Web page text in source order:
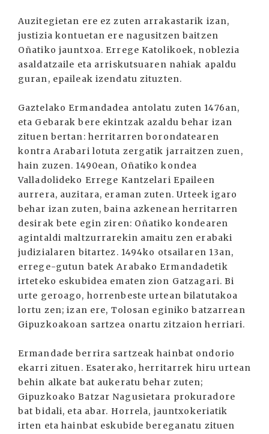
Auzitegietan ere ez zuten arrakastarik izan,
justizia kontuetan ere nagusitzen baitzen
Oñatiko jauntxoa. Errege Katolikoek, noblezia
asaldatzaile eta arriskutsuaren nahiak apaldu
guran, epaileak izendatu zituzten.
Gaztelako Ermandadea antolatu zuten 1476an,
eta Gebarak bere ekintzak azaldu behar izan
zituen bertan: herritarren borondatearen
kontra Arabari lotuta zergatik jarraitzen zuen,
hain zuzen. 1490ean, Oñatiko kondea
Valladolideko Errege Kantzelari Epaileen
aurrera, auzitara, eraman zuten. Urteek igaro
behar izan zuten, baina azkenean herritarren
desirak bete egin ziren: Oñatiko kondearen
agintaldi maltzurrarekin amaitu zen erabaki
judizialaren bitartez. 1494ko otsailaren 13an,
errege-gutun batek Arabako Ermandadetik
irteteko eskubidea ematen zion Gatzagari. Bi
urte geroago, horrenbeste urtean bilatutakoa
lortu zen; izan ere, Tolosan eginiko batzarrean
Gipuzkoakoan sartzea onartu zitzaion herriari.
Ermandade berrira sartzeak hainbat ondorio
ekarri zituen. Esaterako, herritarrek hiru urtean
behin alkate bat aukeratu behar zuten;
Gipuzkoako Batzar Nagusietara prokuradore
bat bidali, eta abar. Horrela, jauntxokeriatik
irten eta hainbat eskubide bereganatu zituen